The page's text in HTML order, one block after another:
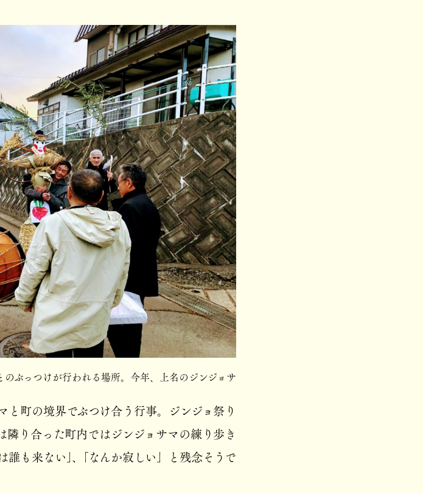
ぶっつけが行われる場所。今年、上名のジンジョサ
と町の境界でぶつけ合う行事。ジンジョ祭り
隣り合った町内ではジンジョサマの練り歩き
も来ない」、「なんか寂しい」と残念そうで